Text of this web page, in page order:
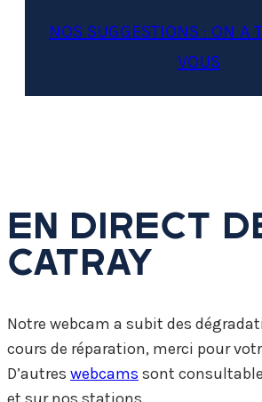
NOS SUGGESTIONS : ON A
VOUS
EN DIRECT
CATRAY
Notre webcam a subit des
cours de réparation, merci pour
D’autres webcams sont